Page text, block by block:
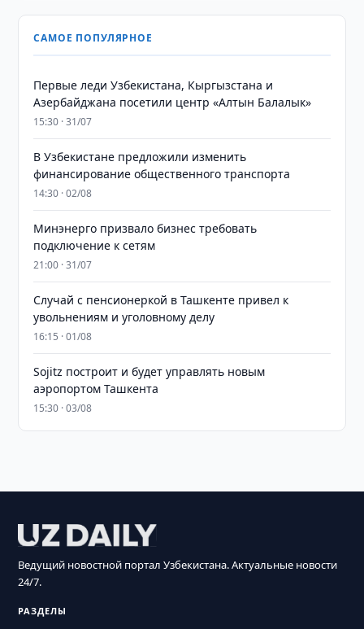
САМОЕ ПОПУЛЯРНОЕ
Первые леди Узбекистана, Кыргызстана и
Азербайджана посетили центр «Алтын Балалык»
15:30 · 31/07
В Узбекистане предложили изменить
финансирование общественного транспорта
14:30 · 02/08
Минэнерго призвало бизнес требовать
подключение к сетям
21:00 · 31/07
Случай с пенсионеркой в Ташкенте привел к
увольнениям и уголовному делу
16:15 · 01/08
Sojitz построит и будет управлять новым
аэропортом Ташкента
15:30 · 03/08
Ведущий новостной портал Узбекистана. Актуальные новости
24/7.
РАЗДЕЛЫ